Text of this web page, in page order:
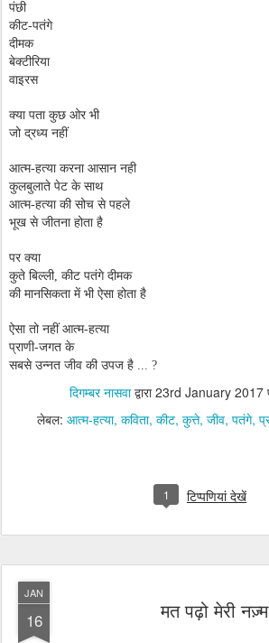
पंछी
कीट-पतंगे
दीमक
बेक्टीरिया
वाइरस
क्या पता कुछ ओर भी
जो द्रध्य नहीं
आत्म-हत्या करना आसान नही
कुलबुलाते पेट के साथ
आत्म-हत्या की सोच से पहले
भूख से जीतना होता है
पर क्या
कुते बिल्ली, कीट पतंगे दीमक
की मानसिकता में भी ऐसा होता है
ऐसा तो नहीं आत्म-हत्या
प्राणी-जगत के
सबसे उन्नत जीव की उपज है ... ?
दिगम्बर नासवाद्वारा23rd January 2017
लेबल: आत्म-हत्या कविता कीट कुत्ते जीव पतंगे
1 टिप्पणियां देखें
JAN
16 मत पढ़ो मेरी